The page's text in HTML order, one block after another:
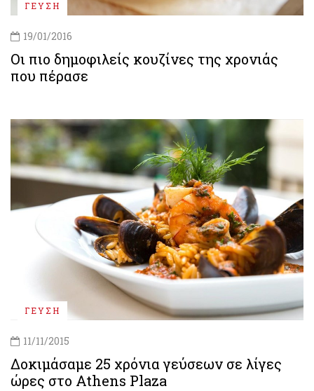
ΓΕΥΣΗ
19/01/2016
Οι πιο δημοφιλείς κουζίνες της χρονιάς
που πέρασε
ΓΕΥΣΗ
11/11/2015
Δοκιμάσαμε 25 χρόνια γεύσεων σε λίγες
ώρες στο Athens Plaza